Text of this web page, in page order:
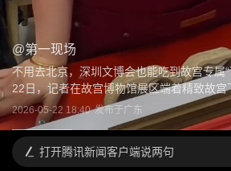
@第一现场
不用去北京，深圳文博会也能吃到故宫专属
22日，记者在故宫博物馆展区端着精致故宫
2026-05-22 18:40 发布于广东
打开腾讯新闻客户端说两句